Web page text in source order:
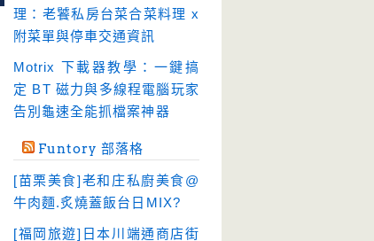
影音轉檔 (81)
教育學習 (23)
文書工具 (91)
畫面擷取 (36)
看圖程式 (17)
理：老饕私房台菜合菜料理 x
附菜單與停車交通資訊
Motrix 下載器教學：一鍵搞
定 BT 磁力與多線程電腦玩家
告別龜速全能抓檔案神器
Funtory 部落格
[苗栗美食]老和庄私廚美食@
牛肉麵.炙燒蓋飯台日MIX?
[福岡旅遊]日本川端通商店街